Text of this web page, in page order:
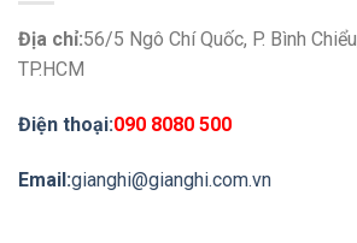
Địa chỉ:56/5 Ngô Chí Quốc, P. Bình
TP.HCM
Điện thoại:090 8080 500
Email:gianghi@gianghi.com.vn